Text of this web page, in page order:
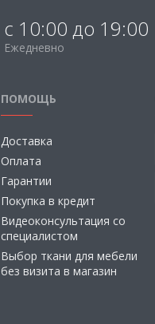
с 10:00 до 19:00
Ежедневно
ПОМОЩЬ
Доставка
Оплата
Гарантии
Покупка в кредит
Видеоконсультация со
специалистом
Выбор ткани для мебели
без визита в магазин